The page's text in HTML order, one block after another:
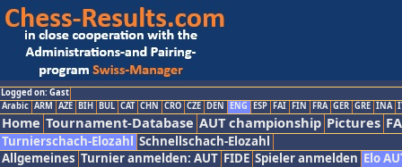
Logged on: Gast
Arabic ARM AZE BIH BUL CAT CHN CRO CZE DEN ENG ESP FAI FIN FRA GER GRE INA
Home Tournament-Database AUT championship Pictures
Turnierschach-Elozahl Schnellschach-Elozahl
Allgemeines Turnier anmelden: AUT FIDE Spieler anmelden Elo